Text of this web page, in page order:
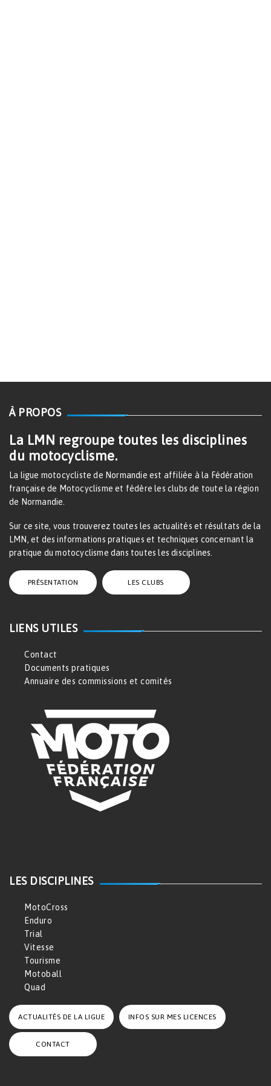
À PROPOS
La LMN regroupe toutes les disciplines
du motocyclisme.
La ligue motocycliste de Normandie est affiliée à la Fédération
française de Motocyclisme et fédère les clubs de toute la région
de Normandie.
Sur ce site, vous trouverez toutes les actualités et résultats de la
LMN, et des informations pratiques et techniques concernant la
pratique du motocyclisme dans toutes les disciplines.
PRÉSENTATION LES CLUBS
LIENS UTILES
Contact
Documents pratiques
Annuaire des commissions et comités
LES DISCIPLINES
MotoCross
Enduro
Trial
Vitesse
Tourisme
Motoball
Quad
ACTUALITÉS DE LA LIGUE INFOS SUR MES LICENCES
CONTACT